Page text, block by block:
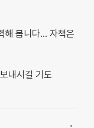
해 봅니다... 자책은
내시길 기도